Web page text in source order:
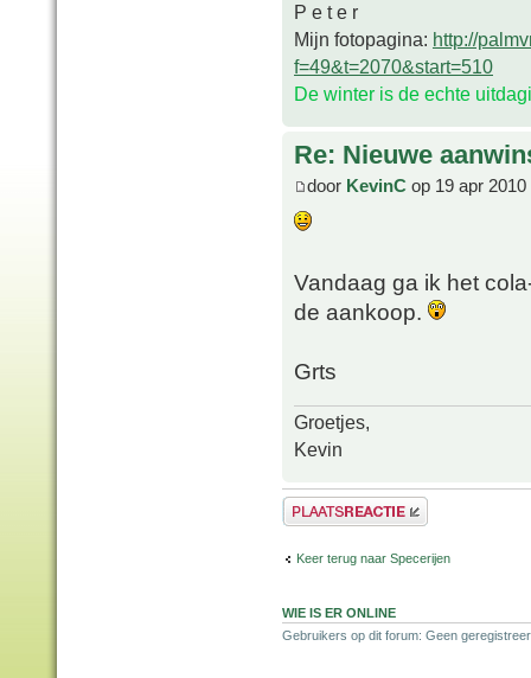
P e t e r
Mijn fotopagina: http://
f=49&t=2070&start=510
De winter is de echte
Re: Nieuwe
door KevinC op 19 apr 2010
Vandaag ga ik het
de aankoop.
Grts
Groetjes,
Kevin
Plaats een reactie
Keer terug naar Specerijen
WIE IS ER ONLINE
Gebruikers op dit forum: Geen